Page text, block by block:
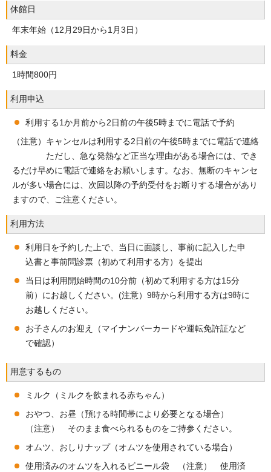
休館日
年末年始（12月29日から1月3日）
料金
1時間800円
利用申込
利用する1か月前から2日前の午後5時までに電話で予約
（注意）キャンセルは利用する2日前の午後5時までに電話で連絡
ただし、急な発熱など正当な理由がある場合には、でき
るだけ早めに電話で連絡をお願いします。なお、無断のキャンセ
ルが多い場合には、次回以降の予約受付をお断りする場合があり
ますので、ご注意ください。
利用方法
利用日を予約した上で、当日に面談し、事前に記入した申
込書と事前問診票（初めて利用する方）を提出
当日は利用開始時間の10分前（初めて利用する方は15分
前）にお越しください。(注意）9時から利用する方は9時に
お越しください。
お子さんのお迎え（マイナンバーカードや運転免許証など
で確認）
用意するもの
ミルク（ミルクを飲まれる赤ちゃん）
おやつ、お昼（預ける時間帯により必要となる場合）
（注意） そのまま食べられるものをご持参ください。
オムツ、おしりナップ（オムツを使用されている場合）
使用済みのオムツを入れるビニール袋 （注意） 使用済